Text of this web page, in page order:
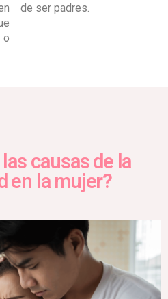
o
de ser padres.
causas de la
en la mujer?